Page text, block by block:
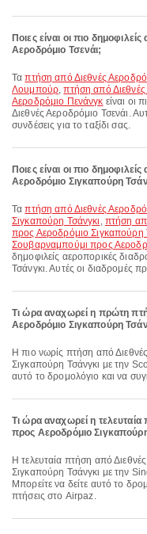
Ποιες είναι οι πιο
Αεροδρόμιο Τσενάι;
Ταπτήση από Διεθνές
Λουμπούρ,πτήση από Διεθνές
Αεροδρόμιο Πενάνγκ είναι οι
Διεθνές Αεροδρόμιο Τσενάι.
συνδέσεις για το ταξίδι σας.
Ποιες είναι οι πιο
Αεροδρόμιο Σιγκαπούρη
Ταπτήση από Διεθνές
Σιγκαπούρη Τσάνγκι , πτήση
προς Αεροδρόμιο Σιγκαπούρη
Σουβαρναμπούμι προς
δημοφιλείς αεροπορικές
Τσάνγκι. Αυτές οι διαδρομές
Τι ώρα αναχωρεί η πρώτη
Αεροδρόμιο Σιγκαπούρη
Η πιο νωρίς πτήση από Διεθνές Αεροδρόμιο Τσενάι προς Αεροδρόμιο
Σιγκαπούρη Τσάνγκι με την
αυτό το δρομολόγιο και να
Τι ώρα αναχωρεί η
προς Αεροδρόμιο
Η τελευταία πτήση από Διεθνές Αεροδρόμιο Τσενάι προς Αεροδρόμιο
Σιγκαπούρη Τσάνγκι με την
Μπορείτε να δείτε αυτό το
πτήσεις στο Airpaz.